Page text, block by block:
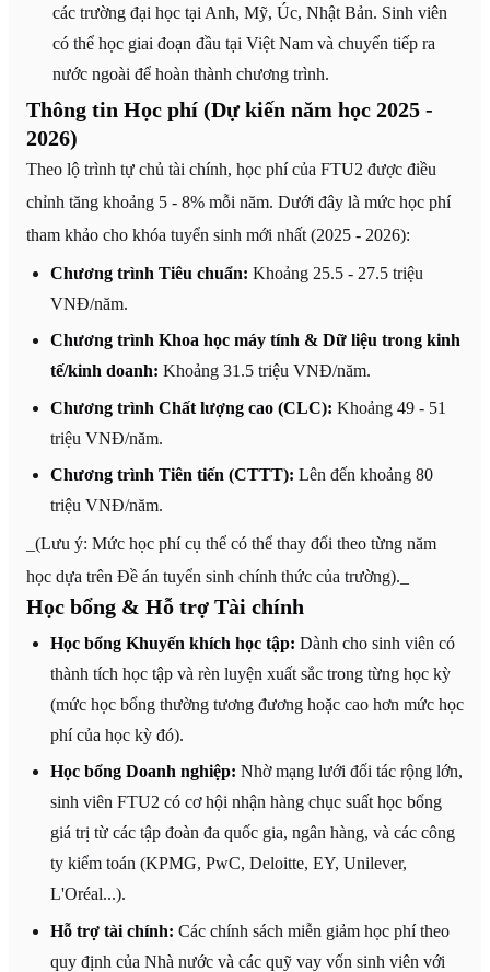
các trường đại học tại Anh, Mỹ, Úc, Nhật Bản. Sinh viên
có thể học giai đoạn đầu tại Việt Nam và chuyển tiếp ra
nước ngoài để hoàn thành chương trình.
Thông tin Học phí (Dự kiến năm học 2025 -
2026)
Theo lộ trình tự chủ tài chính, học phí của FTU2 được điều
chỉnh tăng khoảng 5 - 8% mỗi năm. Dưới đây là mức học phí
tham khảo cho khóa tuyển sinh mới nhất (2025 - 2026):
Chương trình Tiêu chuẩn: Khoảng 25.5 - 27.5 triệu
VNĐ/năm.
Chương trình Khoa học máy tính & Dữ liệu trong kinh
tế/kinh doanh: Khoảng 31.5 triệu VNĐ/năm.
Chương trình Chất lượng cao (CLC): Khoảng 49 - 51
triệu VNĐ/năm.
Chương trình Tiên tiến (CTTT): Lên đến khoảng 80
triệu VNĐ/năm.
_(Lưu ý: Mức học phí cụ thể có thể thay đổi theo từng năm
học dựa trên Đề án tuyển sinh chính thức của trường)._
Học bổng & Hỗ trợ Tài chính
Học bổng Khuyến khích học tập: Dành cho sinh viên có
thành tích học tập và rèn luyện xuất sắc trong từng học kỳ
(mức học bổng thường tương đương hoặc cao hơn mức học
phí của học kỳ đó).
Học bổng Doanh nghiệp: Nhờ mạng lưới đối tác rộng lớn,
sinh viên FTU2 có cơ hội nhận hàng chục suất học bổng
giá trị từ các tập đoàn đa quốc gia, ngân hàng, và các công
ty kiểm toán (KPMG, PwC, Deloitte, EY, Unilever,
L'Oréal...).
Hỗ trợ tài chính: Các chính sách miễn giảm học phí theo
quy định của Nhà nước và các quỹ vay vốn sinh viên với